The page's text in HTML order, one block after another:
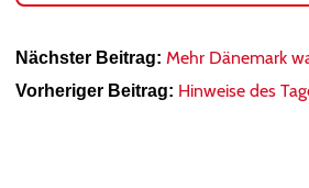
Nächster Beitrag: Mehr Dänemark
Vorheriger Beitrag: Hinweise des